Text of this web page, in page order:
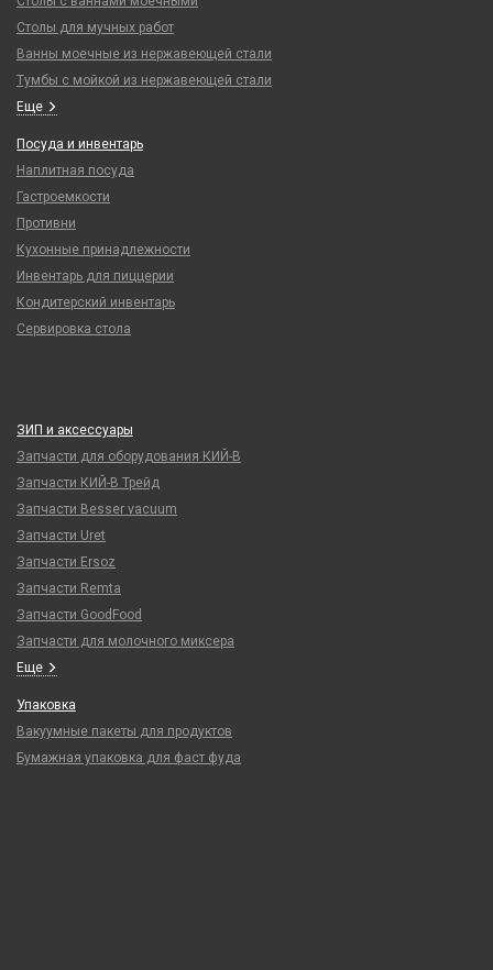
Столы для мучных работ
Ванны моечные из нержавеющей стали
Тумбы с мойкой из нержавеющей стали
Еще
Посуда и инвентарь
Наплитная посуда
Гастроемкости
Противни
Кухонные принадлежности
Инвентарь для пиццерии
Кондитерский инвентарь
Сервировка стола
ЗИП и аксессуары
Запчасти для оборудования КИЙ-В
Запчасти КИЙ-В Трейд
Запчасти Besser vacuum
Запчасти Uret
Запчасти Ersoz
Запчасти Remta
Запчасти GoodFood
Запчасти для молочного миксера
Еще
Упаковка
Вакуумные пакеты для продуктов
Бумажная упаковка для фаст фуда